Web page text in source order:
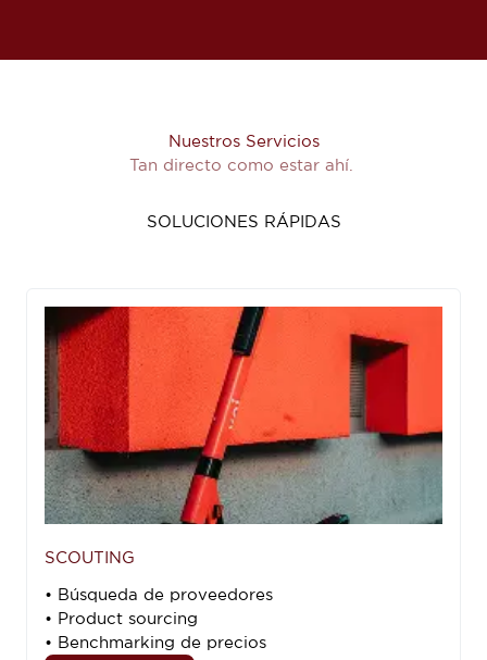
Nuestros Servicios
Tan directo como estar ahí.
SOLUCIONES RÁPIDAS
SCOUTING
• Búsqueda de proveedores
• Product sourcing
• Benchmarking de precios